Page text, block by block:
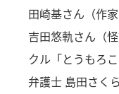
田崎基さん（作家
吉田悠軌さん（
クル「とうもろ
弁護士 島田さく